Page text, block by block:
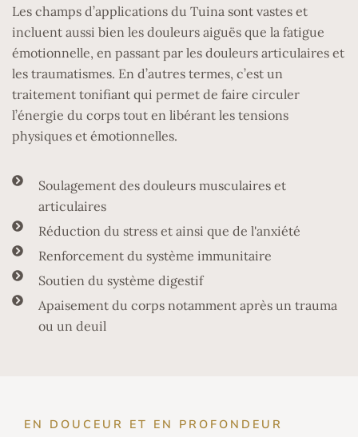
Les champs d’applications du Tuina sont vastes et
incluent aussi bien les douleurs aiguës que la fatigue
émotionnelle, en passant par les douleurs articulaires et
les traumatismes. En d’autres termes, c’est un
traitement tonifiant qui permet de faire circuler
l’énergie du corps tout en libérant les tensions
physiques et émotionnelles.
Soulagement des douleurs musculaires et
articulaires
Réduction du stress et ainsi que de l'anxiété
Renforcement du système immunitaire
Soutien du système digestif
Apaisement du corps notamment après un trauma
ou un deuil
EN DOUCEUR ET EN PROFONDEUR